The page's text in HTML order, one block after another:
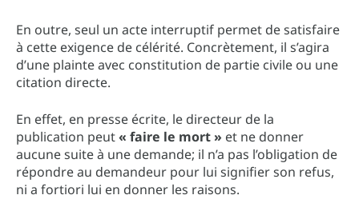
En outre, seul un acte interruptif permet de satisfaire
à cette exigence de célérité. Concrètement, il s’agira
d’une plainte avec constitution de partie civile ou une
citation directe.
En effet, en presse écrite, le directeur de la
publication peut« faire le mort » et ne donner
aucune suite à une demande; il n’a pas l’obligation de
répondre au demandeur pour lui signifier son refus,
ni a fortiori lui en donner les raisons.